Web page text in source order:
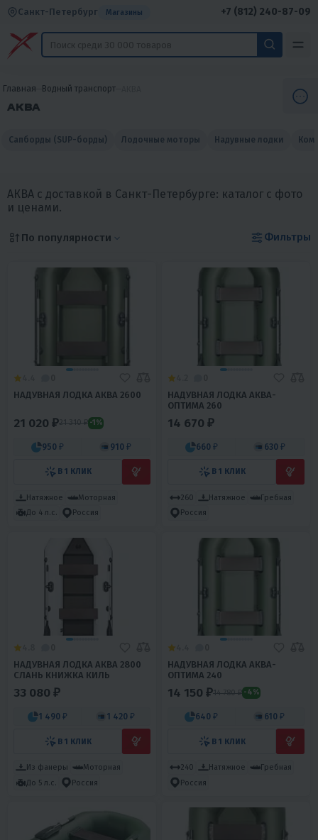
Санкт-Петербург Магазины +7 (812) 240-87-09
Главная Водный транспорт
АКВА
Сапборды (SUP-борды) Лодочные моторы Надувные лодки
АКВА с доставкой в Санкт-Петербурге: каталог с фото
и ценами.
По популярности Фильтры
НАДУВНАЯ ЛОДКА АКВА 2600
21 020 ₽21 310 ₽ -1%
950 ₽ 910 ₽
В 1 КЛИК
Натяжное
Моторная
До 4 л.с.
Россия
НАДУВНАЯ ЛОДКА АКВА-
ОПТИМА 260
14 670 ₽
660 ₽ 630 ₽
В 1 КЛИК
260 Натяжное
Гребная
Россия
НАДУВНАЯ ЛОДКА АКВА 2800
СЛАНЬ КНИЖКА КИЛЬ
33 080 ₽
1 490 ₽ 1 420 ₽
В 1 КЛИК
Из фанеры
Моторная
До 5 л.с.
Россия
НАДУВНАЯ ЛОДКА АКВА-
ОПТИМА 240
14 150 ₽14 780 ₽ -4%
640 ₽ 610 ₽
В 1 КЛИК
240 Натяжное
Гребная
Россия